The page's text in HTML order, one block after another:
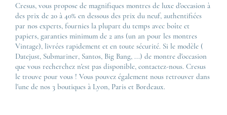
Cresus, vous propose de magnifiques montres de luxe d'occasion à
des prix de 20 à 40% en dessous des prix du neuf, authentifiées
par nos experts, fournies la plupart du temps avec boîte et
papiers, garanties minimum de 2 ans (un an pour les montres
Vintage), livrées rapidement et en toute sécurité. Si le modèle (
Datejust, Submariner, Santos, Big Bang, ...) de montre d'occasion
que vous recherchez n'est pas disponible, contactez-nous. Cresus
le trouve pour vous ! Vous pouvez également nous retrouver dans
l'une de nos 3 boutiques à Lyon, Paris et Bordeaux.